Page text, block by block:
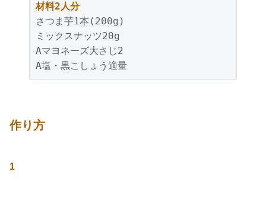
材料2人分
さつま芋1本(200g)
ミックスナッツ20g
Aマヨネーズ大さじ2
A塩・黒こしょう適量
作り方
1